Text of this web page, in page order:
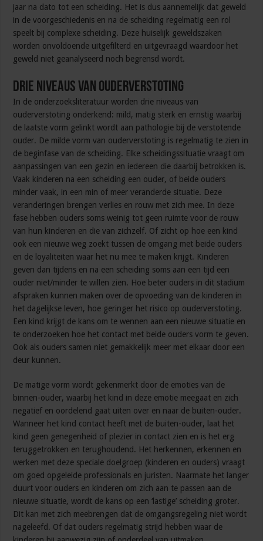
jaar na dato tot een scheiding. Het is dus aannemelijk dat geweld
in de voorgeschiedenis en na de scheiding regelmatig een rol
speelt bij complexe scheiding. Deze huiselijk geweldszaken
worden onvoldoende uitgefilterd en uitgevraagd waardoor het
geweld niet geanalyseerd noch begrensd wordt.
Drie niveaus van ouderverstoting
In de onderzoeksliteratuur worden drie niveaus van
ouderverstoting onderkend: mild, matig sterk en ernstig waarbij
de laatste vorm gelinkt wordt aan pathologie bij de verstotende
ouder. De milde vorm van ouderverstoting is regelmatig te zien in
de beginfase van de scheiding. Elke scheidingssituatie vraagt om
aanpassingen van een gezin en iedereen die daarbij betrokken is.
Vaak kinderen na een scheiding een ouder, of beide ouders
minder vaak, in een min of meer veranderde situatie. Deze
veranderingen brengen verlies en rouw met zich mee. In deze
fase hebben ouders soms weinig tot geen ruimte voor de rouw
van hun kinderen en die van zichzelf. Of zicht op hoe een kind
ook een nieuwe weg zoekt tussen de omgang met beide ouders
en de loyaliteiten waar het nu mee te maken krijgt. Kinderen
geven dan tijdens en na een scheiding soms aan een tijd een
ouder niet/minder te willen zien. Hoe beter ouders in dit stadium
afspraken kunnen maken over de opvoeding van de kinderen in
het dagelijkse leven, hoe geringer het risico op ouderverstoting.
Een kind krijgt de kans om te wennen aan een nieuwe situatie en
te onderzoeken hoe het contact met beide ouders vorm te geven.
Ook als ouders samen niet gemakkelijk meer met elkaar door een
deur kunnen.
De matige vorm wordt gekenmerkt door de emoties van de
binnen-ouder, waarbij het kind in deze emotie meegaat en zich
negatief en oordelend gaat uiten over en naar de buiten-ouder.
Wanneer het kind contact heeft met de buiten-ouder, laat het
kind geen genegenheid of plezier in contact zien en is het erg
teruggetrokken en terughoudend. Het herkennen, erkennen en
werken met deze speciale doelgroep (kinderen en ouders) vraagt
om goed opgeleide professionals en juristen. Naarmate het langer
duurt voor ouders en kinderen om zich aan te passen aan de
nieuwe situatie, wordt de kans op een ‘lastige’ scheiding groter.
Dit kan met zich meebrengen dat de omgangsregeling niet wordt
nageleefd. Of dat ouders regelmatig strijd hebben waar de